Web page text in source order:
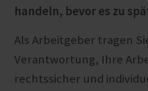
handeln, bevor es zu
Als Arbeitgeber tragen
Verantwortung, Ihre
rechtssicher und